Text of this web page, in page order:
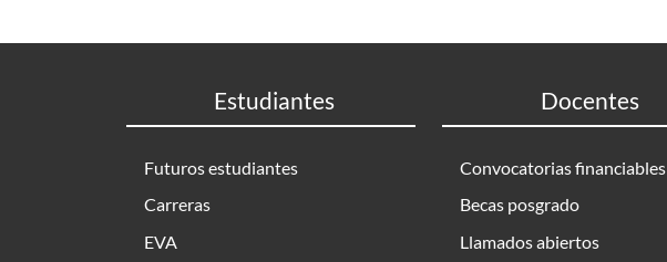
Estudiantes
Futuros estudiantes
Carreras
EVA
Docentes
Convocatorias financiables
Becas posgrado
Llamados abiertos